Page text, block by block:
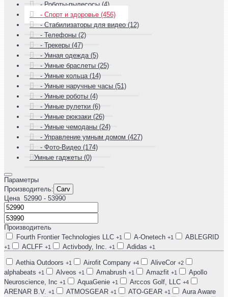
- Роботы-пылесосы (4)
- Спорт и здоровье (456)
- Стабилизаторы для видео (12)
- Телефоны (2)
- Трекеры (47)
- Умная одежда (5)
- Умные браслеты (25)
- Умные кольца (14)
- Умные наручные часы (51)
- Умные роботы (4)
- Умные рулетки (6)
- Умные рюкзаки (26)
- Умные чемоданы (24)
- Управление умным домом (427)
- Фото-Видео (174)
Умные гаджеты (0)
Параметры
Производитель: Carv
Цена 52990 - 53990
Производитель
Fourth Frontier Technologies LLC +1 A-Onetech +1 ABLEGRID
+1 ACLFF +1 Activbody, Inc. +1 Adidas +1
Aethia Outdoors +1 Airofit Company +4 AliveCor +2
alphabeats +1 Alveos +1 Amabrush +1 Amazfit +1
Apollo
Neuroscience, Inc +1 AquaGenie +1 Arccos Golf, LLC +4
ARENAR B.V. +1 ATMOSGEAR +1 ATO-GEAR +1
Aura Aware